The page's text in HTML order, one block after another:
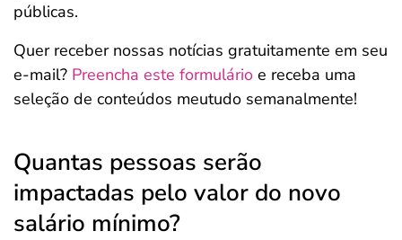
públicas.
Quer receber nossas notícias gratuitamente em seu
e-mail? Preencha este formulário e receba uma
seleção de conteúdos meutudo semanalmente!
Quantas pessoas serão
impactadas pelo valor do novo
salário mínimo?